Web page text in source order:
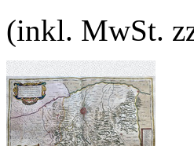
(inkl. MwSt.